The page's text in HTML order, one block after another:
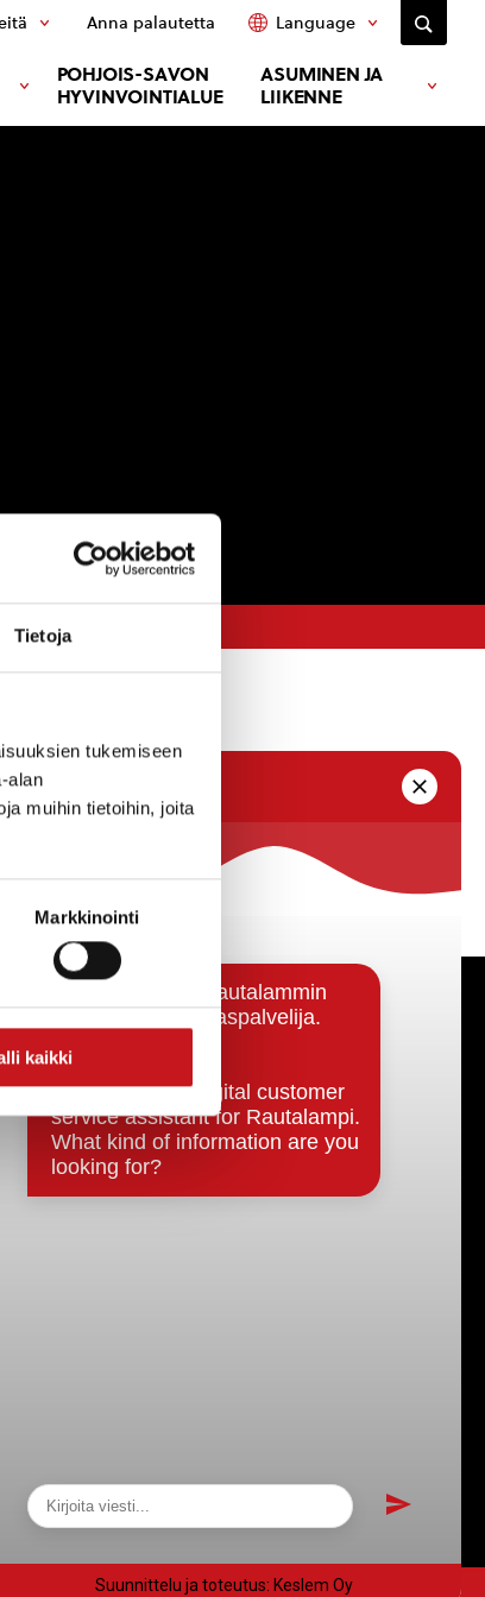
Tietoja
tukemiseen
alan
muihin tietoihin, joita
Markkinointi
kaikki
POHJOIS-SAVON
HYVINVOINTIALUE
ASUMINEN JA
LIIKENNE
Anna palautetta Language
esityslistat & pöytäkirjat
Kunnanhallitus
Kunnanvaltuusto